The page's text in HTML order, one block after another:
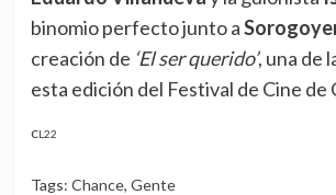
binomio perfecto junto a
creación de ‘El ser querido’, una de
esta edición del Festival de Cine de
CL22
Tags: Chance, Gente